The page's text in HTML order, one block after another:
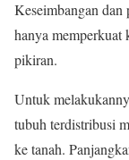
Keseimbangan
hanya memperkuat
pikiran.
Untuk
tubuh terdistribusi
ke tanah.